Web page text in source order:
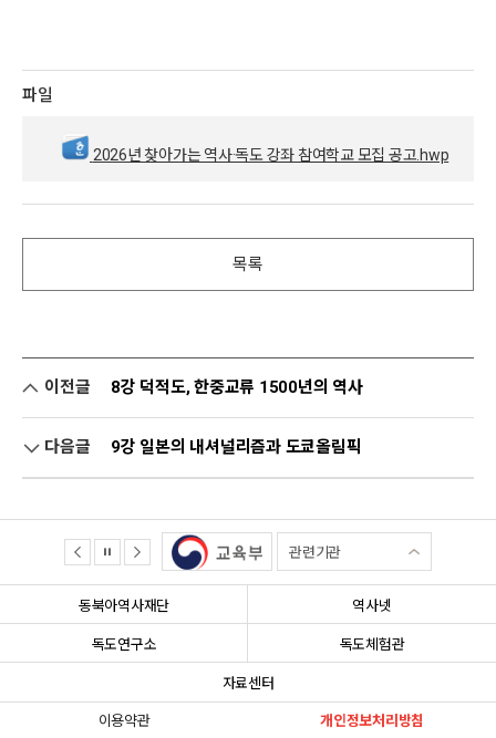
파일
2026년 찾아가는 역사·독도 강좌 참여학교 모집 공고.hwp
목록
이전글 8강 덕적도, 한중교류 1500년의 역사
다음글 9강 일본의 내셔널리즘과 도쿄올림픽
관련기관
동북아역사재단 역사넷
독도연구소 독도체험관
자료센터
이용약관 개인정보처리방침